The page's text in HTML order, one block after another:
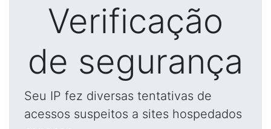
Verificação
de segurança
Seu IP fez diversas tentativas de
acessos suspeitos a sites hospedados